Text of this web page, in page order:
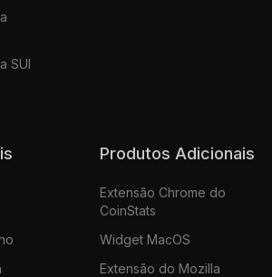
SUI
Produtos Adicionais
Extensão Chrome do
CoinStats
Widget MacOS
Extensão do Mozilla